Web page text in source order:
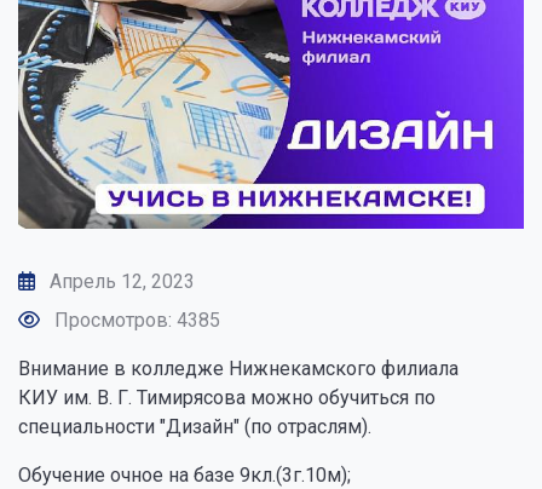
Апрель 12, 2023
Просмотров: 4385
Внимание в колледже Нижнекамского филиала
КИУ им. В. Г. Тимирясова можно обучиться по
специальности "Дизайн" (по отраслям).
Обучение очное на базе 9кл.(3г.10м);